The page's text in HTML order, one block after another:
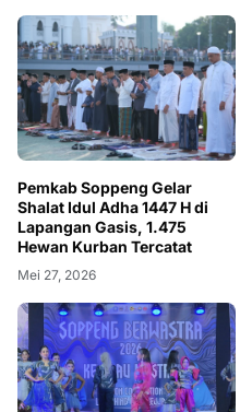
Pemkab Soppeng Gelar
Shalat Idul Adha 1447 H di
Lapangan Gasis, 1.475
Hewan Kurban Tercatat
Mei 27, 2026